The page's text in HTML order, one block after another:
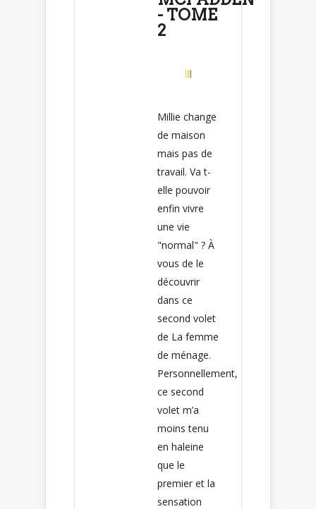
- TOME
2
Millie change
de maison
mais pas de
travail. Va t-
elle pouvoir
enfin vivre
une vie
"normal" ? À
vous de le
découvrir
dans ce
second volet
de La femme
de ménage.
Personnellement,
ce second
volet m’a
moins tenu
en haleine
que le
premier et la
sensation